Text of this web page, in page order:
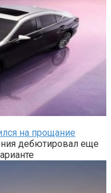
на прощание
дебютировал еще